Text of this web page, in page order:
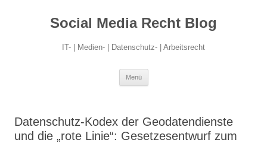
Social Media Recht Blog
IT- | Medien- | Datenschutz- | Arbeitsrecht
Menü
Datenschutz-Kodex der Geodatendienste
und die „rote Linie“: Gesetzesentwurf zum